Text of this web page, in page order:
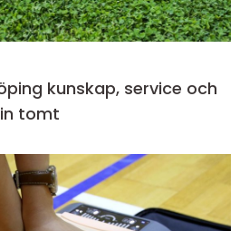
och
tomt